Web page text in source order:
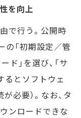
を向上
で行う。公開時
「初期設定／管
ド」を選び、「サ
るとソフトウェ
必要）。なお、タ
ンロードできな